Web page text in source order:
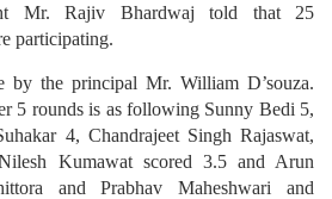
Mr. Rajiv Bhardwaj told that 25
participating.
by the principal Mr. William D’souza.
5 rounds is as following Sunny Bedi 5,
4, Chandrajeet Singh Rajaswat,
Kumawat scored 3.5 and Arun
and Prabhav Maheshwari and